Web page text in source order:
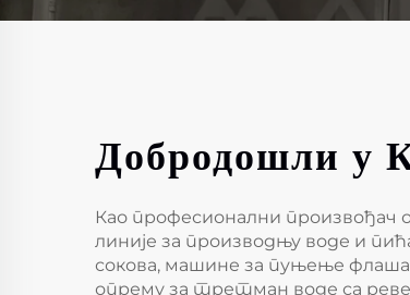
Добродошли
Као професионални
линије за производњу воде и
сокова, машине за пуњење
опрему за третман воде са